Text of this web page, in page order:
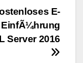
E-
Server 2016